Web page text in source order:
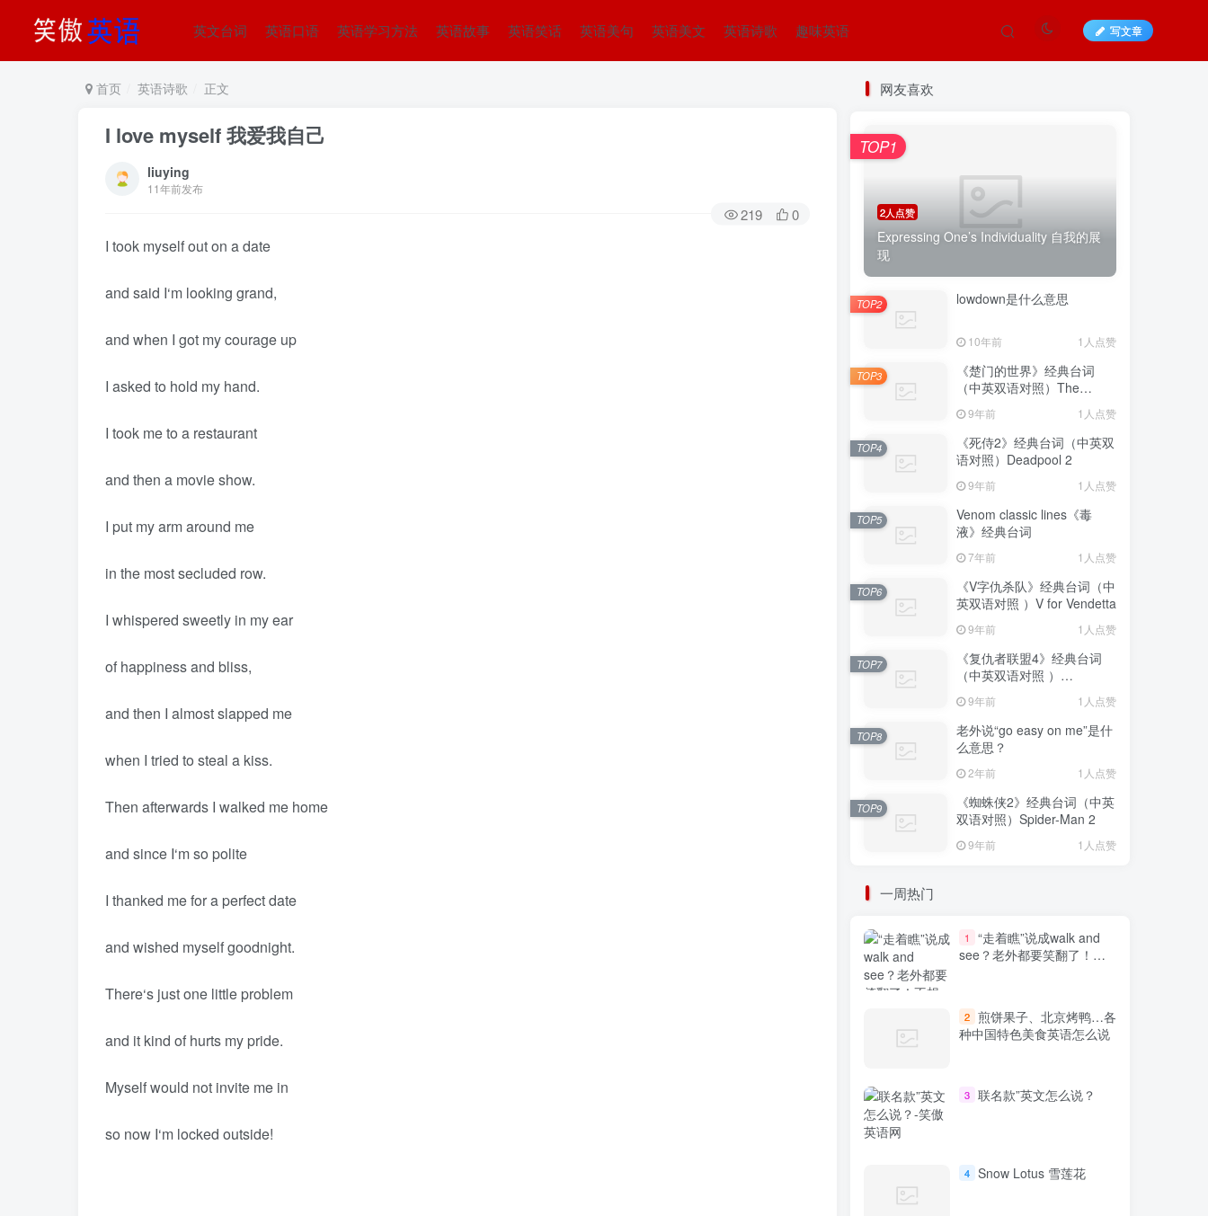
英文台词 英语口语 英语学习方法 英语故事 英语笑话 英语美句 英语美文 英语诗歌 趣味英语 写文章
首页 英语诗歌 正文
I love myself 我爱我自己
liuying
11年前发布
219 0
I took myself out on a date
and said I‘m looking grand,
and when I got my courage up
I asked to hold my hand.
I took me to a restaurant
and then a movie show.
I put my arm around me
in the most secluded row.
I whispered sweetly in my ear
of happiness and bliss,
and then I almost slapped me
when I tried to steal a kiss.
Then afterwards I walked me home
and since I‘m so polite
I thanked me for a perfect date
and wished myself goodnight.
There‘s just one little problem
and it kind of hurts my pride.
Myself would not invite me in
so now I‘m locked outside!
网友喜欢
2人点赞
Expressing One’s Individuality 自我的展
现
TOP1
lowdown是什么意思
10年前 1人点赞
TOP2
《楚门的世界》经典台词
（中英双语对照）The
9年前 1人点赞
TOP3
《死侍2》经典台词（中英双
语对照）Deadpool 2
9年前 1人点赞
TOP4
Venom classic lines《毒
液》经典台词
7年前 1人点赞
TOP5
《V字仇杀队》经典台词（中
英双语对照 ）V for Vendetta
9年前 1人点赞
TOP6
《复仇者联盟4》经典台词
（中英双语对照 ）
Avengers: Endgame
9年前 1人点赞
TOP7
老外说“go easy on me”是什
么意思？
2年前 1人点赞
TOP8
《蜘蛛侠2》经典台词（中英
双语对照）Spider-Man 2
9年前 1人点赞
TOP9
一周热门
1
“走着瞧”说成walk and
see？老外都要笑翻了！不
2 煎饼果子、北京烤鸭…各
种中国特色美食英语怎么说
3 联名款”英文怎么说？
4 Snow Lotus 雪莲花